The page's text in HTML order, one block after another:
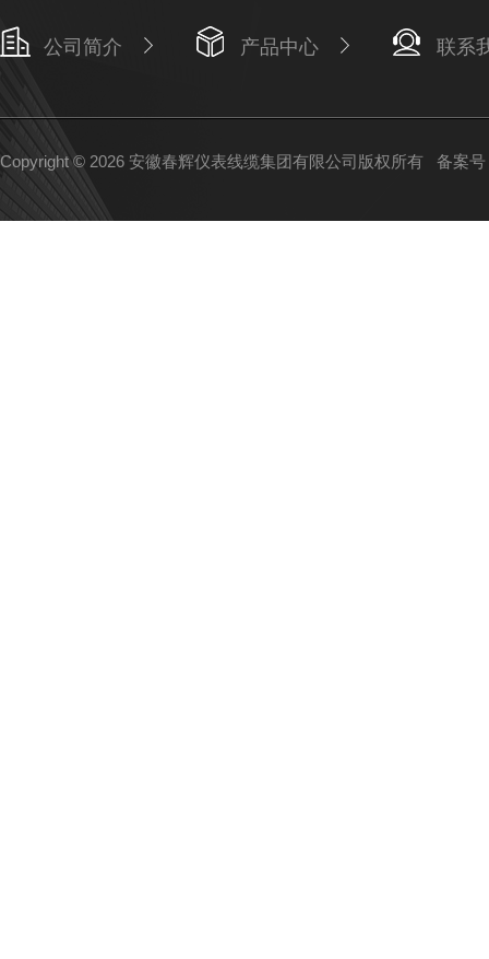
公司简介 产品中心 联系
Copyright © 2026 安徽春辉仪表线缆集团有限公司版权所有 备案号